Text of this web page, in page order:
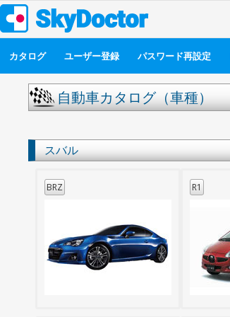
カタログ ユーザー登録 パスワード再設定
自動車カタログ（車種）
スバル
BRZ R1